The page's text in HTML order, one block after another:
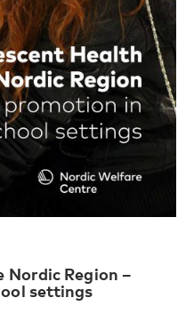
Nordic Region –
settings